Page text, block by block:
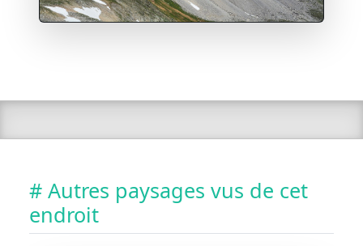
# Autres paysages vus de cet
endroit